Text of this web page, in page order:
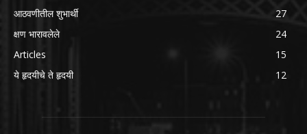
आठवणीतील शुभार्थी
27
क्षण भारावलेले
24
Articles
15
ये हृदयीचे ते हृदयी
12